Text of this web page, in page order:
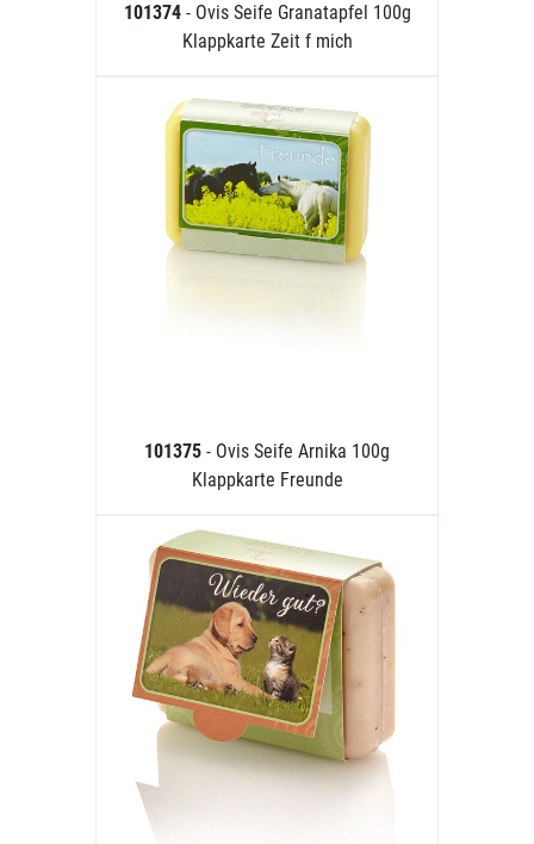
101374 - Ovis Seife Granatapfel 100g
Klappkarte Zeit f mich
101375 - Ovis Seife Arnika 100g
Klappkarte Freunde